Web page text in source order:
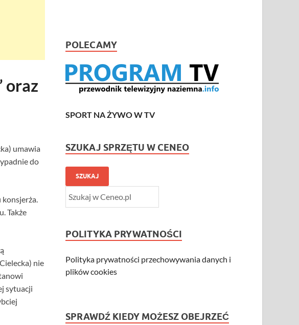
oraz
umawia
do
konsjerża.
Także
nie
sytuacji
POLECAMY
SPORT NA ŻYWO W TV
SZUKAJ SPRZĘTU W CENEO
SZUKAJ
POLITYKA PRYWATNOŚCI
Polityka prywatności przechowywania danych i
plików cookies
SPRAWDŹ KIEDY MOŻESZ OBEJRZEĆ